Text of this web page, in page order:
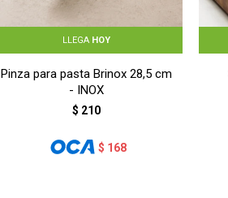
LLEGA HOY
Pinza para pasta Brinox 28,5 cm
- INOX
$ 210
$ 168